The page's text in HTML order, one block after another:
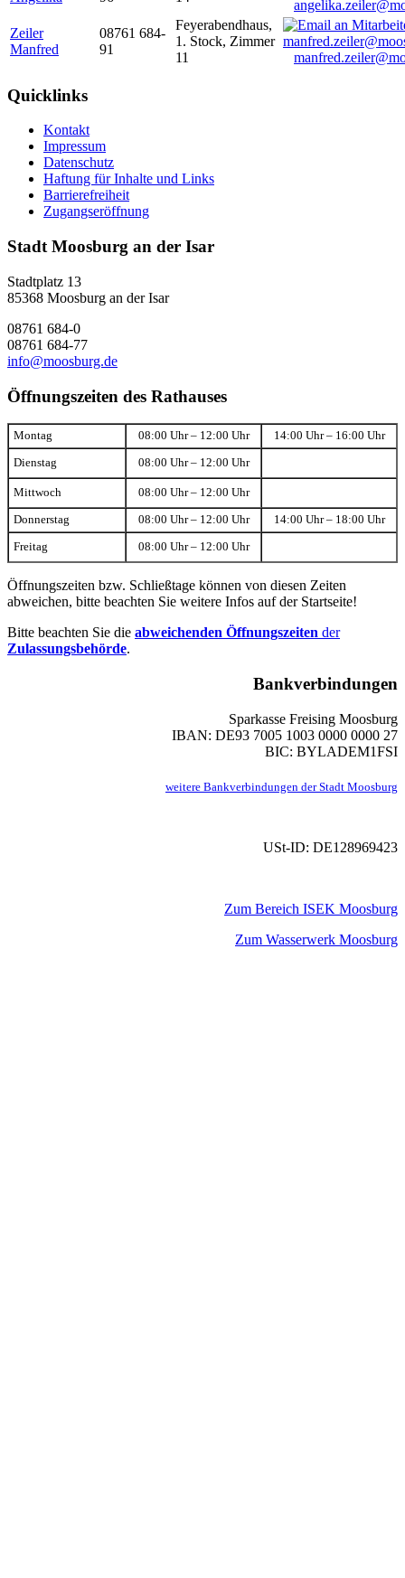
Zeiler
Manfred
08761 684-
91
Feyerabendhaus,
1. Stock, Zimmer
11
Quicklinks
Kontakt
Impressum
Datenschutz
Haftung für Inhalte und Links
Barrierefreiheit
Zugangseröffnung
Stadt Moosburg an der Isar
Stadtplatz 13
85368 Moosburg an der Isar
08761 684-0
08761 684-77
info@moosburg.de
Öffnungszeiten des Rathauses
Montag 08:00 Uhr – 12:00 Uhr 14:00 Uhr – 16:00 Uhr
Dienstag 08:00 Uhr – 12:00 Uhr
Mittwoch 08:00 Uhr – 12:00 Uhr
Donnerstag 08:00 Uhr – 12:00 Uhr 14:00 Uhr – 18:00 Uhr
Freitag 08:00 Uhr – 12:00 Uhr
Öffnungszeiten bzw. Schließtage können von diesen Zeiten
abweichen, bitte beachten Sie weitere Infos auf der Startseite!
Bitte beachten Sie die abweichenden Öffnungszeiten der
Zulassungsbehörde.
Bankverbindungen
Sparkasse Freising Moosburg
IBAN: DE93 7005 1003 0000 0000 27
BIC: BYLADEM1FSI
weitere Bankverbindungen der Stadt Moosburg
USt-ID: DE128969423
Zum Bereich ISEK Moosburg
Zum Wasserwerk Moosburg